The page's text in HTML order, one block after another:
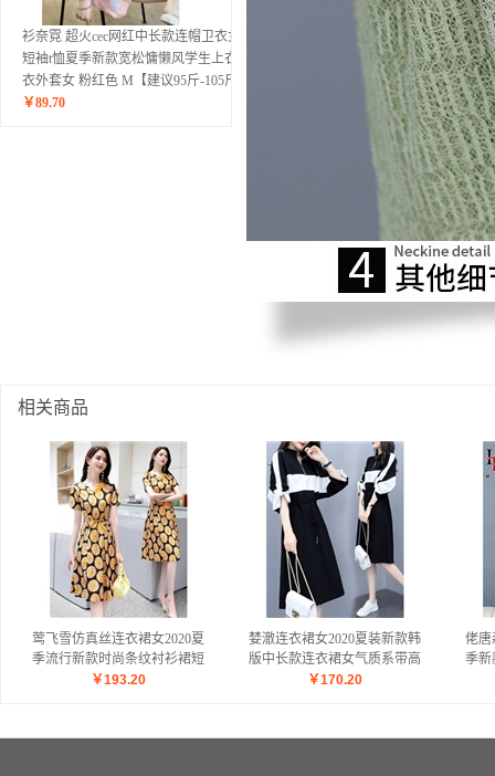
衫奈霓 超火cec网红中长款连帽卫衣女
短袖t恤夏季新款宽松慵懒风学生上衣卫
衣外套女 粉红色 M【建议95斤-105斤】
￥89.70